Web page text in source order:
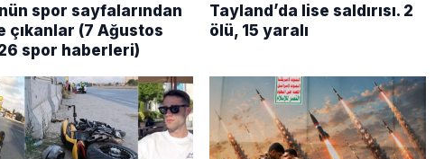
spor sayfalarından
çıkanlar (7 Ağustos
spor haberleri)
Tayland’da lise saldırısı. 2
ölü, 15 yaralı